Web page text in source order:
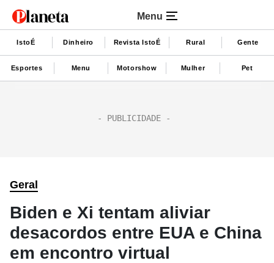
Menu
IstoÉ Dinheiro Revista IstoÉ Rural Gente
Esportes Menu Motorshow Mulher Pet
Geral
Biden e Xi tentam aliviar
desacordos entre EUA e China
em encontro virtual